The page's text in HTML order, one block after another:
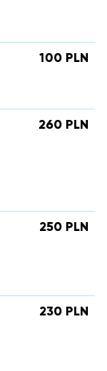
100 PLN
260 PLN
250 PLN
230 PLN